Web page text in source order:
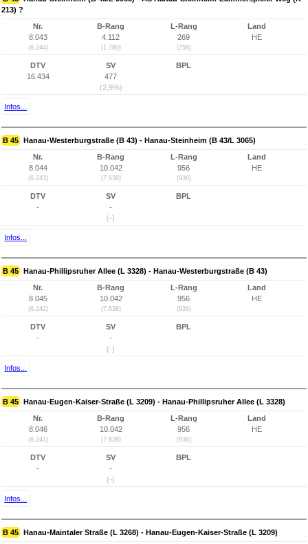
213) ?
Nr.
8.043
(6.244)
B-Rang
4.112
(1.780)
L-Rang
269
(258)
Land
HE
DTV
16.434
SV
477
(2,9%)
BPL
Infos...
B 45 Hanau-Westerburgstraße (B 43) - Hanau-Steinheim (B 43/L 3065)
Nr.
8.044
(6.243)
B-Rang
10.042
(7.638)
L-Rang
956
(936)
Land
HE
DTV
-
SV
-
(-)
BPL
Infos...
B 45 Hanau-Phillipsruher Allee (L 3328) - Hanau-Westerburgstraße (B 43)
Nr.
8.045
(6.242)
B-Rang
10.042
(7.638)
L-Rang
956
(936)
Land
HE
DTV
-
SV
-
(-)
BPL
Infos...
B 45 Hanau-Eugen-Kaiser-Straße (L 3209) - Hanau-Phillipsruher Allee (L 3328)
Nr.
8.046
(6.241)
B-Rang
10.042
(7.638)
L-Rang
956
(936)
Land
HE
DTV
-
SV
-
(-)
BPL
Infos...
B 45 Hanau-Maintaler Straße (L 3268) - Hanau-Eugen-Kaiser-Straße (L 3209)